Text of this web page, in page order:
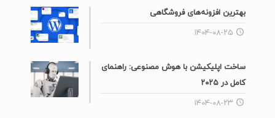
بهترین افزونه‌های فروشگاهی
۱۴۰۴-۰۸-۲۵
ساخت اپلیکیشن با هوش مصنوعی: راهنمای
کامل در ۲۰۲۵
۱۴۰۴-۰۸-۲۳